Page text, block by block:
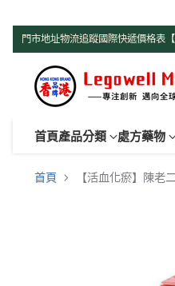
門市地址物流追蹤國際快遞價格表【
首頁產品分類 處方藥物
首頁 【活血化瘀】陳